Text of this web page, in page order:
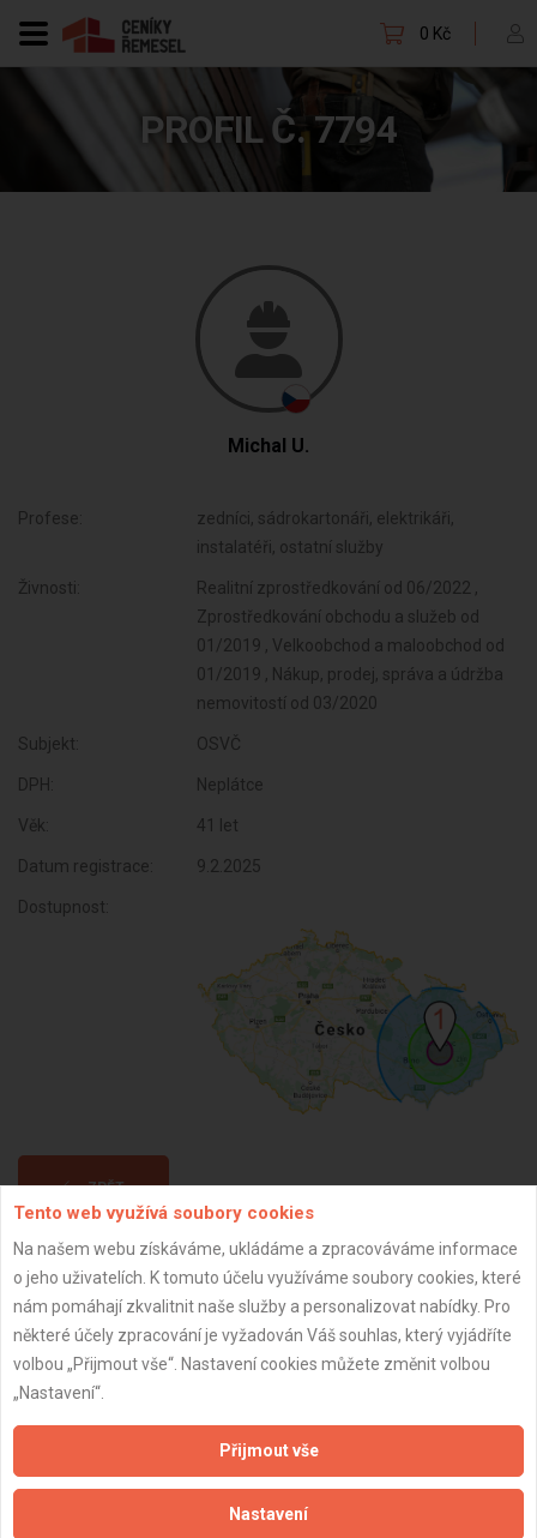
0 Kč
PROFIL Č. 7794
Michal U.
Profese:
zedníci, sádrokartonáři, elektrikáři,
instalatéři, ostatní služby
Živnosti:
Realitní zprostředkování od 06/2022 ,
Zprostředkování obchodu a služeb od
01/2019 , Velkoobchod a maloobchod od
01/2019 , Nákup, prodej, správa a údržba
nemovitostí od 03/2020
Subjekt: OSVČ
DPH: Neplátce
Věk: 41 let
Datum registrace: 9.2.2025
Dostupnost:
ZPĚT
Aktualizováno z portálu ARES dne 09.02.2025 20:38:52
Naše firmy a řemeslníci
Zpracování a ochrana osobních údajů
Zásady pro používání souborů cookie
Tento web využívá soubory cookies
Na našem webu získáváme, ukládáme a zpracováváme informace
o jeho uživatelích. K tomuto účelu využíváme soubory cookies, které
nám pomáhají zkvalitnit naše služby a personalizovat nabídky. Pro
některé účely zpracování je vyžadován Váš souhlas, který vyjádříte
volbou „Přijmout vše“. Nastavení cookies můžete změnit volbou
„Nastavení“.
Přijmout vše
Nastavení